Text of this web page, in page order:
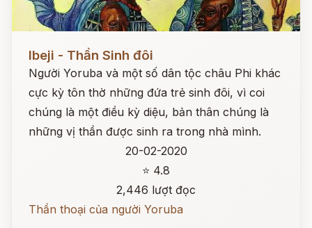
Ibeji - Thần Sinh đôi
Người Yoruba và một số dân tộc châu Phi khác
cực kỳ tôn thờ những đứa trẻ sinh đôi, vì coi
chúng là một điều kỳ diệu, bản thân chúng là
những vị thần được sinh ra trong nhà mình.
20-02-2020
⭐ 4.8
2,446 lượt đọc
Thần thoại của người Yoruba